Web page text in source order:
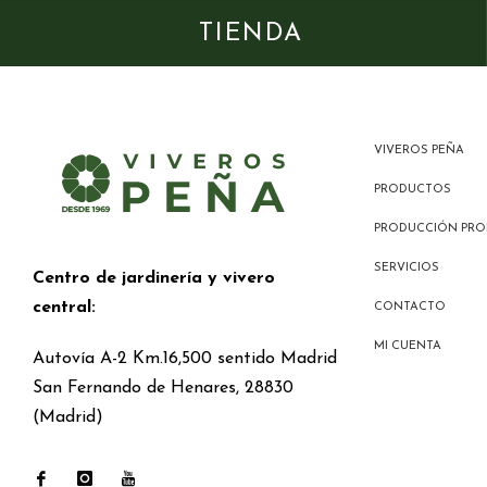
TIENDA
Centro de jardinería y vivero
central:
Autovía A-2 Km.16,500 sentido Madrid
San Fernando de Henares, 28830
(Madrid)
VIVEROS PEÑA
PRODUCTOS
PRODUCCIÓN
SERVICIOS
CONTACTO
MI CUENTA